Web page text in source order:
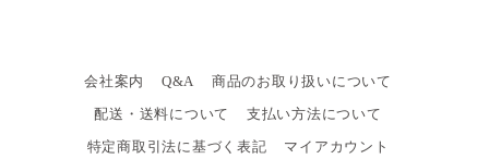
会社案内 Q&A
商品のお取り扱いについて
配送・送料について
支払い方法について
特定商取引法に基づく表記
マイアカウント